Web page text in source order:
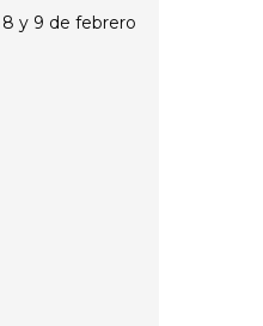
y 9 de febrero